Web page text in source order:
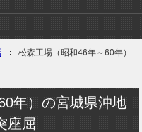
松森工場（昭和46年～60年）
年）の宮城県沖地
座屈